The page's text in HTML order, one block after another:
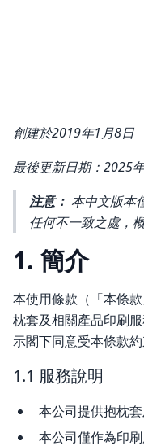
創建於2019年1月8日
最後更新日期：2025
注意： 本中文版本
任何不一致之處，
1. 簡介
本使用條款（「本條
枕套及相關產品印刷
示閣下同意受本條款約
1.1 服務說明
本公司提供抱枕
本公司僅作為印